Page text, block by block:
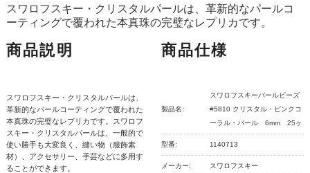
スワロフスキー・クリスタルパールは、革新的なパールコ
ーティングで覆われた本真珠の完璧なレプリカです。
商品説明
スワロフスキー・クリスタルパールは、
革新的なパールコーティングで覆われた
本真珠の完璧なレプリカです。スワロフ
スキー・クリスタルパールは、一般的で
使い勝手も大変良く、縫い物（服飾素
材）、アクセサリー、手芸などに多用す
ることができます。
商品仕様
製品名:
スワロフスキーパールビーズ
#5810 クリスタル・ピンクコ
ーラル・パール 6mm 25ヶ
型番: 1140713
メーカー: スワロフスキー